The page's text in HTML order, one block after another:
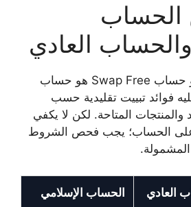
الحساب
العادي
الحساب الإسلامي أو حساب Swap Free هو حساب
فوائد تبييت تقليدية حسب
المتاحة. لكن لا يكفي
على الحساب؛ يجب فحص الشروط
العادي الحساب الإسلامي